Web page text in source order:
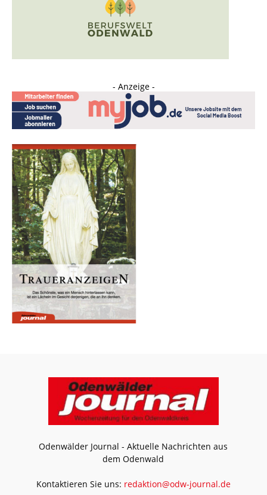
- Anzeige -
Odenwälder Journal - Aktuelle Nachrichten aus
dem Odenwald
Kontaktieren Sie uns: redaktion@odw-journal.de